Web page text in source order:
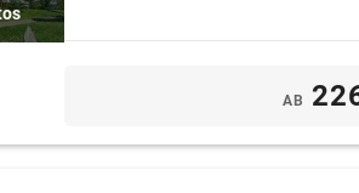
AB